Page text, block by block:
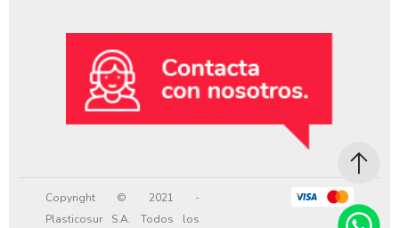
Copyright © 2021 -
Plasticosur S.A. Todos los